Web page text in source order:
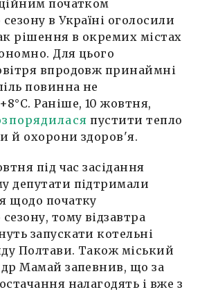
початком
в Україні оголосили
рішення в окремих містах
Для цього
впродовж принаймні
повинна не
Раніше, 10 жовтня,
пустити тепло
й охорони здоров'я.
під час засідання
депутати підтримали
щодо початку
тому відзавтра
запускати котельні
Полтави. Також міський
Мамай запевнив, що за
налагодять і вже з